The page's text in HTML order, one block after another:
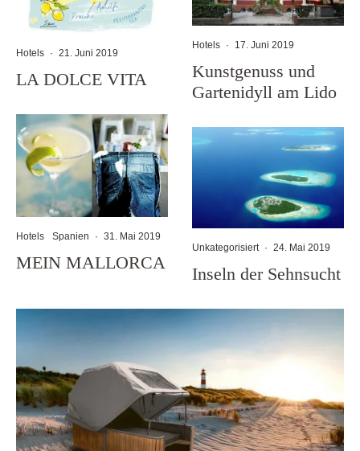
Hotels · 21. Juni 2019
LA DOLCE VITA
Hotels Spanien · 31. Mai 2019
MEIN MALLORCA
Hotels · 17. Juni 2019
Kunstgenuss und
Gartenidyll am Lido
Unkategorisiert · 24. Mai 2019
Inseln der Sehnsucht